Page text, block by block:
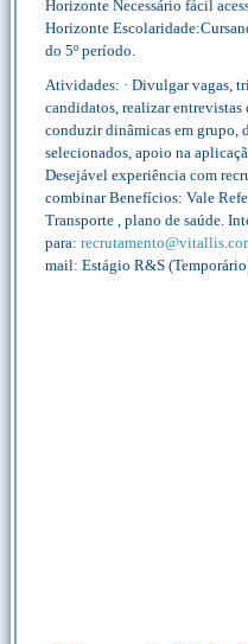
Horizonte Necessário fácil
Horizonte
do 5º período.
Atividades: · Divulgar vagas,
candidatos, realizar entrevistas
conduzir dinâmicas em grupo,
selecionados, apoio na
Desejável experiência com
combinar Benefícios: Vale
Transporte , plano de saúde.
para:
mail: Estágio R&S